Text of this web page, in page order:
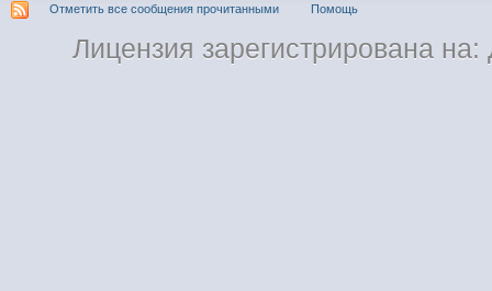
Отметить все сообщения прочитанными Помощь
Лицензия зарегистрирована